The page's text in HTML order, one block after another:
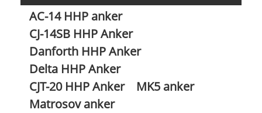
AC-14 HHP anker
CJ-14SB HHP Anker
Danforth HHP Anker
Delta HHP Anker
CJT-20 HHP Anker
MK5 anker
Matrosov anker